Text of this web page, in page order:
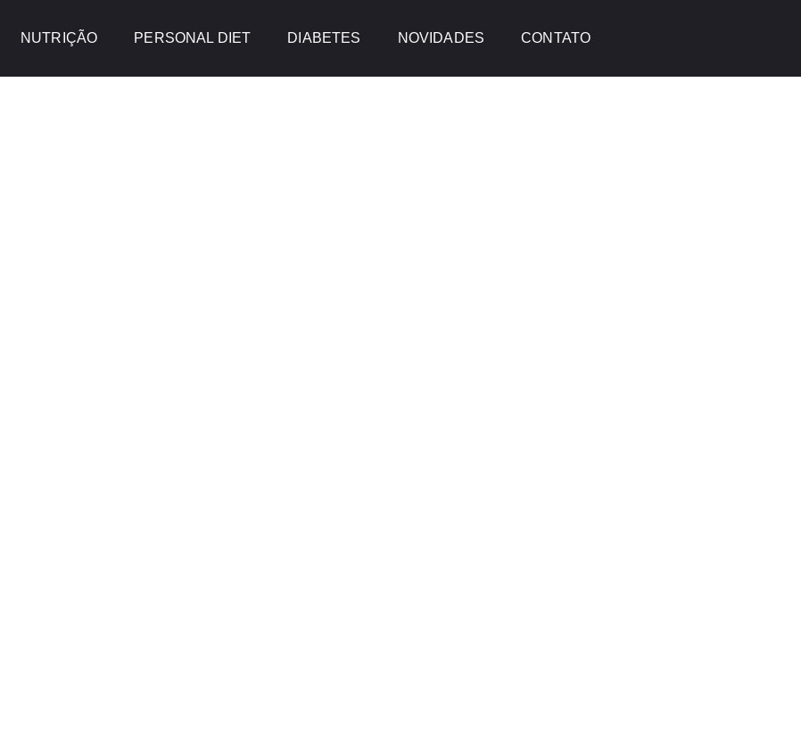
NUTRIÇÃO PERSONAL DIET DIABETES NOVIDADES CONTATO